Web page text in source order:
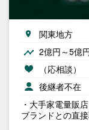
関東地方
2億円～5億
（応相談）
後継者不在
・大手家電量販
ブランドとの直